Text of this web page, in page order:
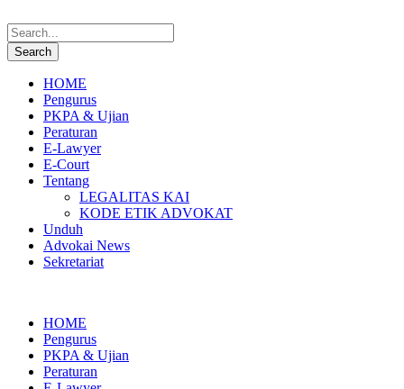
HOME
Pengurus
PKPA & Ujian
Peraturan
E-Lawyer
E-Court
Tentang
LEGALITAS KAI
KODE ETIK ADVOKAT
Unduh
Advokai News
Sekretariat
HOME
Pengurus
PKPA & Ujian
Peraturan